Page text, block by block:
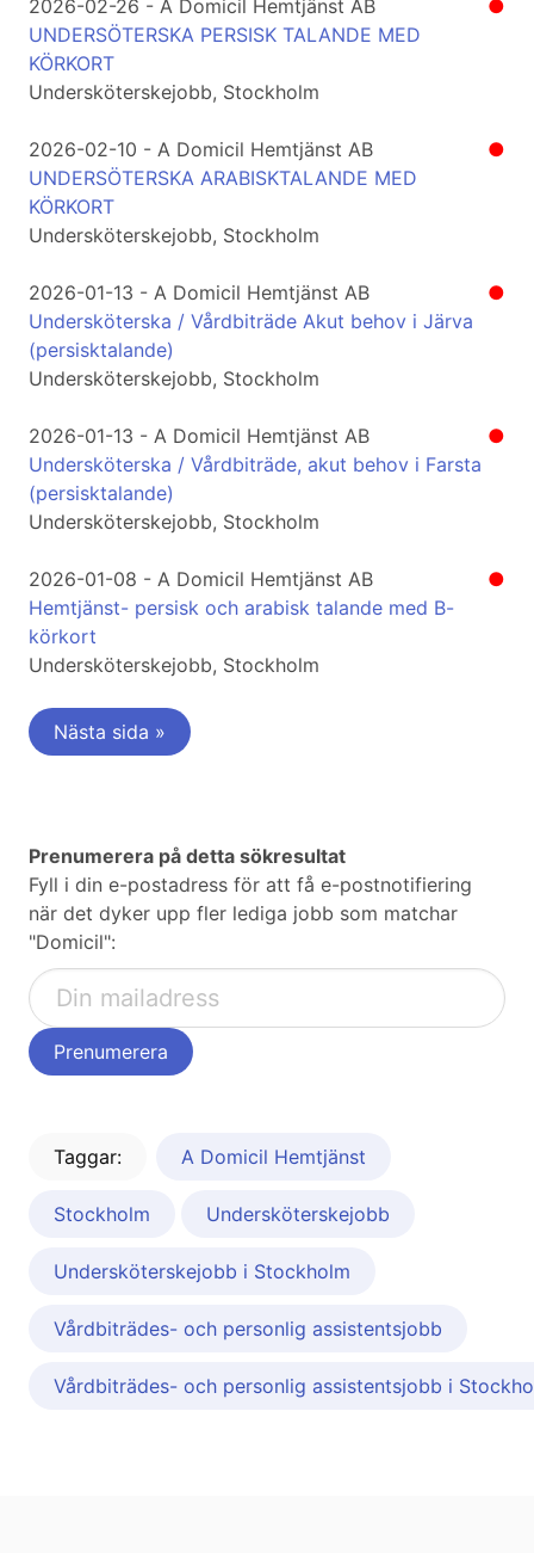
●
2026-02-26 - A Domicil Hemtjänst AB
UNDERSÖTERSKA PERSISK TALANDE MED
KÖRKORT
Undersköterskejobb, Stockholm
●
2026-02-10 - A Domicil Hemtjänst AB
UNDERSÖTERSKA ARABISKTALANDE MED
KÖRKORT
Undersköterskejobb, Stockholm
●
2026-01-13 - A Domicil Hemtjänst AB
Undersköterska / Vårdbiträde Akut behov i Järva
(persisktalande)
Undersköterskejobb, Stockholm
●
2026-01-13 - A Domicil Hemtjänst AB
Undersköterska / Vårdbiträde, akut behov i Farsta
(persisktalande)
Undersköterskejobb, Stockholm
●
2026-01-08 - A Domicil Hemtjänst AB
Hemtjänst- persisk och arabisk talande med B-
körkort
Undersköterskejobb, Stockholm
Nästa sida »
Prenumerera på detta sökresultat
Fyll i din e-postadress för att få e-postnotifiering
när det dyker upp fler lediga jobb som matchar
"Domicil":
Taggar: A Domicil Hemtjänst
Stockholm Undersköterskejobb
Undersköterskejobb i Stockholm
Vårdbiträdes- och personlig assistentsjobb
Vårdbiträdes- och personlig assistentsjobb i